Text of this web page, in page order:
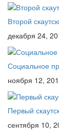
Второй
декабря 24,
Социальное
ноября 12,
Первый
сентября 10,